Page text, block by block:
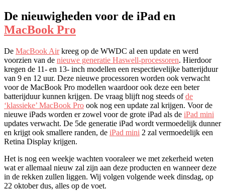
De nieuwigheden voor de iPad en
MacBook Pro
De MacBook Airkreeg op de WWDC al een update en werd
voorzien van de nieuwe generatie Haswell-processoren. Hierdoor
kregen de 11- en 13- inch modellen een respectievelijke batterijduur
van 9 en 12 uur. Deze nieuwe processoren worden ook verwacht
voor de MacBook Pro modellen waardoor ook deze een beter
batterijduur kunnen krijgen. De vraag blijft nog steeds ofde
‘klassieke’ MacBook Pro ook nog een update zal krijgen. Voor de
nieuwe iPads worden er zowel voor de grote iPad als de iPad mini
updates verwacht. De 5de generatie iPad wordt vermoedelijk dunner
en krijgt ook smallere randen, de iPad mini 2 zal vermoedelijk een
Retina Display krijgen.
Het is nog een weekje wachten vooraleer we met zekerheid weten
wat er allemaal nieuw zal zijn aan deze producten en wanneer deze
in de rekken zullen liggen. Wij volgen volgende week dinsdag, op
22 oktober dus, alles op de voet.